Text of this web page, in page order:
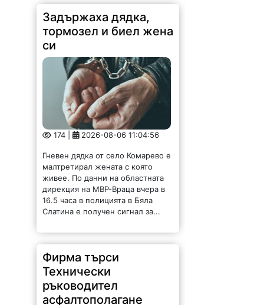
Задържаха дядка,
тормозел и биел жена
си
174 | 2026-08-06 11:04:56
Гневен дядка от село Комарево е
малтретирал жената с която
живее. По данни на областната
дирекция на МВР-Враца вчера в
16.5 часа в полицията в Бяла
Слатина е получен сигнал за...
Фирма търси
Технически
ръководител
асфалтополагане